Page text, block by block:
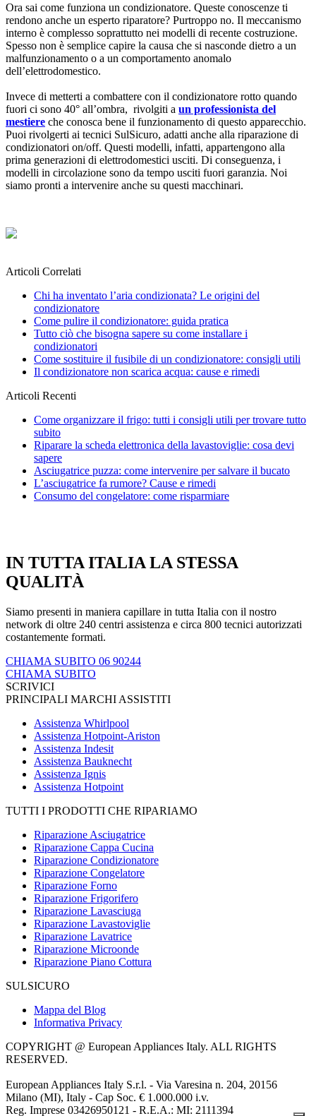
Ora sai come funziona un condizionatore. Queste conoscenze ti
rendono anche un esperto riparatore? Purtroppo no. Il meccanismo
interno è complesso soprattutto nei modelli di recente costruzione.
Spesso non è semplice capire la causa che si nasconde dietro a un
malfunzionamento o a un comportamento anomalo
dell’elettrodomestico.
Invece di metterti a combattere con il condizionatore rotto quando
fuori ci sono 40° all’ombra, rivolgiti a un professionista del
mestiere che conosca bene il funzionamento di questo apparecchio.
Puoi rivolgerti ai tecnici SulSicuro, adatti anche alla riparazione di
condizionatori on/off. Questi modelli, infatti, appartengono alla
prima generazioni di elettrodomestici usciti. Di conseguenza, i
modelli in circolazione sono da tempo usciti fuori garanzia. Noi
siamo pronti a intervenire anche su questi macchinari.
Articoli Correlati
Chi ha inventato l’aria condizionata? Le origini del
condizionatore
Come pulire il condizionatore: guida pratica
Tutto ciò che bisogna sapere su come installare i
condizionatori
Come sostituire il fusibile di un condizionatore: consigli utili
Il condizionatore non scarica acqua: cause e rimedi
Articoli Recenti
Come organizzare il frigo: tutti i consigli utili per trovare tutto
subito
Riparare la scheda elettronica della lavastoviglie: cosa devi
sapere
Asciugatrice puzza: come intervenire per salvare il bucato
L’asciugatrice fa rumore? Cause e rimedi
Consumo del congelatore: come risparmiare
IN TUTTA ITALIA LA STESSA
QUALITÀ
Siamo presenti in maniera capillare in tutta Italia con il nostro
network di oltre 240 centri assistenza e circa 800 tecnici autorizzati
costantemente formati.
CHIAMA SUBITO 06 90244
CHIAMA SUBITO
SCRIVICI
PRINCIPALI MARCHI ASSISTITI
Assistenza Whirlpool
Assistenza Hotpoint-Ariston
Assistenza Indesit
Assistenza Bauknecht
Assistenza Ignis
Assistenza Hotpoint
TUTTI I PRODOTTI CHE RIPARIAMO
Riparazione Asciugatrice
Riparazione Cappa Cucina
Riparazione Condizionatore
Riparazione Congelatore
Riparazione Forno
Riparazione Frigorifero
Riparazione Lavasciuga
Riparazione Lavastoviglie
Riparazione Lavatrice
Riparazione Microonde
Riparazione Piano Cottura
SULSICURO
Mappa del Blog
Informativa Privacy
COPYRIGHT @ European Appliances Italy. ALL RIGHTS
RESERVED.
European Appliances Italy S.r.l. - Via Varesina n. 204, 20156
Milano (MI), Italy - Cap Soc. € 1.000.000 i.v.
Reg. Imprese 03426950121 - R.E.A.: MI: 2111394